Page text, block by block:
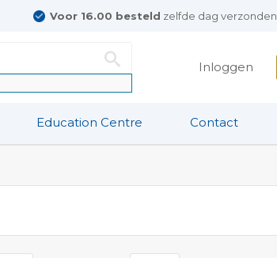
Voor 16.00 besteld zelfde dag verzonden
Inloggen
Education Centre Contact